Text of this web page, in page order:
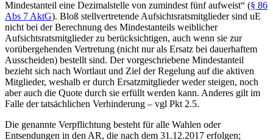
Mindestanteil eine Dezimalstelle von zumindest fünf aufweist“ (§ 86
Abs 7 AktG). Bloß stellvertretende Aufsichtsratsmitglieder sind uE
nicht bei der Berechnung des Mindestanteils weiblicher
Aufsichtsratsmitglieder zu berücksichtigen, auch wenn sie zur
vorübergehenden Vertretung (nicht nur als Ersatz bei dauerhaftem
Ausscheiden) bestellt sind. Der vorgeschriebene Mindestanteil
bezieht sich nach Wortlaut und Ziel der Regelung auf die aktiven
Mitglieder, weshalb er durch Ersatzmitglieder weder steigen, noch
aber auch die Quote durch sie erfüllt werden kann. Anderes gilt im
Falle der tatsächlichen Verhinderung – vgl Pkt 2.5.
Die genannte Verpflichtung besteht für alle Wahlen oder
Entsendungen in den AR, die nach dem 31.12.2017 erfolgen;